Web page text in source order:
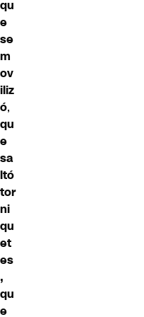
qu
e
se
m
ov
iliz
ó,
qu
e
sa
ltó
tor
ni
qu
et
es
,
qu
e